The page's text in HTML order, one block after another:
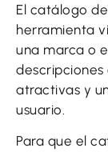
El catálogo
herramienta
una marca o
atractivas y
usuario.
Para que el